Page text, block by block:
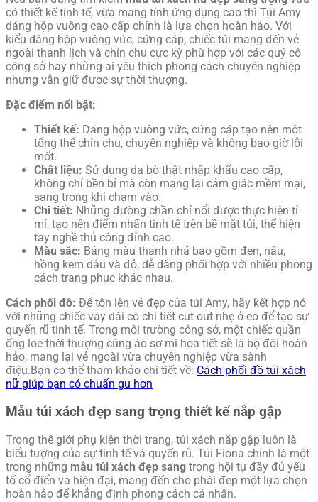
có thiết kế tinh tế, vừa mang tính ứng dụng cao thì Túi Amy
dáng hộp vuông cao cấp chính là lựa chọn hoàn hảo. Với
kiểu dáng hộp vuông vức, cứng cáp, chiếc túi mang đến vẻ
ngoài thanh lịch và chỉn chu cực kỳ phù hợp với các quý cô
công sở hay những ai yêu thích phong cách chuyên nghiệp
nhưng vẫn giữ được sự thời thượng.
Đặc điểm nổi bật:
Thiết kế: Dáng hộp vuông vức, cứng cáp tạo nên một
tổng thể chỉn chu, chuyên nghiệp và không bao giờ lỗi
mốt.
Chất liệu: Sử dụng da bò thật nhập khẩu cao cấp,
không chỉ bền bỉ mà còn mang lại cảm giác mềm mại,
sang trọng khi chạm vào.
Chi tiết: Những đường chần chỉ nổi được thực hiện tỉ
mỉ, tạo nên điểm nhấn tinh tế trên bề mặt túi, thể hiện
tay nghề thủ công đỉnh cao.
Màu sắc: Bảng màu thanh nhã bao gồm đen, nâu,
hồng kem dâu và đỏ, dễ dàng phối hợp với nhiều phong
cách trang phục khác nhau.
Cách phối đồ: Để tôn lên vẻ đẹp của túi Amy, hãy kết hợp nó
với những chiếc váy dài có chi tiết cut-out nhẹ ở eo để tạo sự
quyến rũ tinh tế. Trong môi trường công sở, một chiếc quần
ống loe thời thượng cùng áo sơ mi họa tiết sẽ là bộ đôi hoàn
hảo, mang lại vẻ ngoài vừa chuyên nghiệp vừa sành
điệu.Bạn có thể tham khảo chi tiết về: Cách phối đồ túi xách
nữ giúp bạn có chuẩn gu hơn
Mẫu túi xách đẹp sang trọng thiết kế nắp gập
Trong thế giới phụ kiện thời trang, túi xách nắp gập luôn là
biểu tượng của sự tinh tế và quyến rũ. Túi Fiona chính là một
trong những mẫu túi xách đẹp sang trọng hội tụ đầy đủ yếu
tố cổ điển và hiện đại, mang đến cho phái đẹp một lựa chọn
hoàn hảo để khẳng định phong cách cá nhân.